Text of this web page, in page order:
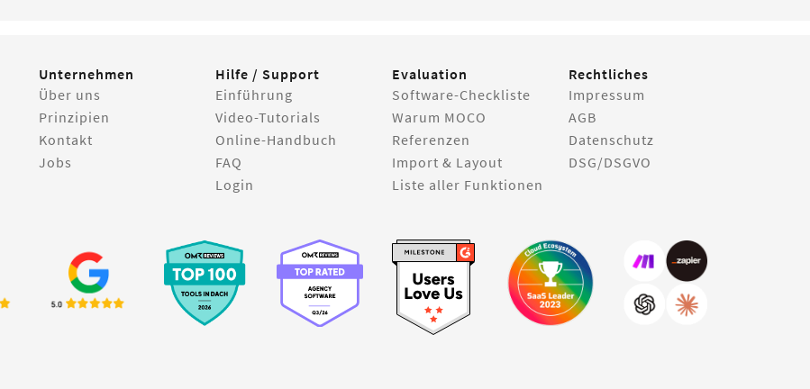
Unternehmen
Über uns
Prinzipien
Kontakt
Jobs
Hilfe / Support
Einführung
Video-Tutorials
Online-Handbuch
FAQ
Login
Evaluation
Software-Checkliste
Warum MOCO
Referenzen
Import & Layout
Liste aller Funktionen
Rechtliches
Impressum
AGB
Datenschutz
DSG/DSGVO